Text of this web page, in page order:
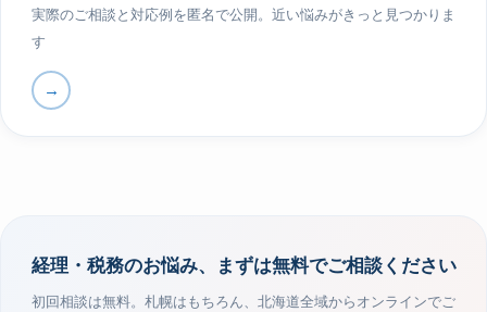
実際のご相談と対応例を匿名で公開。近い悩みがきっと見つかりま
す
→
経理・税務のお悩み、まずは無料でご相談ください
初回相談は無料。札幌はもちろん、北海道全域からオンラインでご